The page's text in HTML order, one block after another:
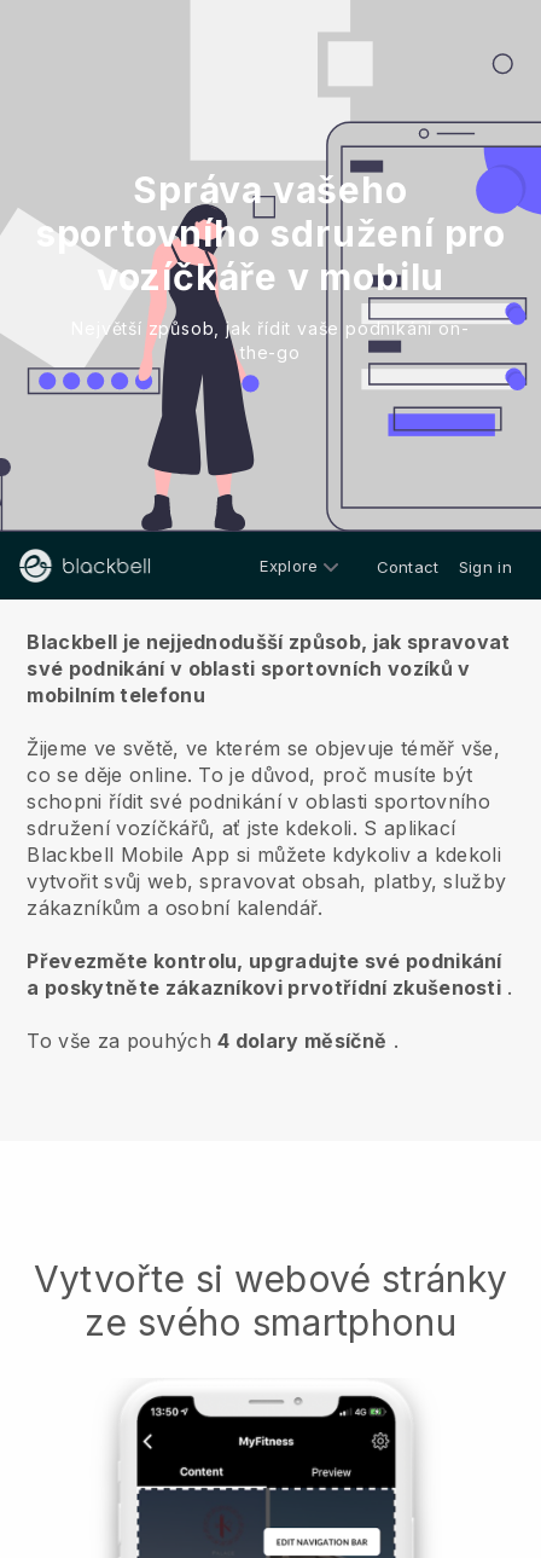
Správa vašeho
sportovního sdružení pro
vozíčkáře v mobilu
Největší způsob, jak řídit vaše podnikání on-
the-go
Explore Contact Sign in
Blackbell je nejjednodušší způsob, jak spravovat
své podnikání v oblasti sportovních vozíků v
mobilním telefonu
Žijeme ve světě, ve kterém se objevuje téměř vše,
co se děje online. To je důvod, proč musíte být
schopni řídit své podnikání v oblasti sportovního
sdružení vozíčkářů, ať jste kdekoli. S aplikací
Blackbell Mobile App si můžete kdykoliv a kdekoli
vytvořit svůj web, spravovat obsah, platby, služby
zákazníkům a osobní kalendář.
Převezměte kontrolu, upgradujte své podnikání
a poskytněte zákazníkovi prvotřídní zkušenosti .
To vše za pouhých4 dolary měsíčně .
Vytvořte si webové stránky
ze svého smartphonu